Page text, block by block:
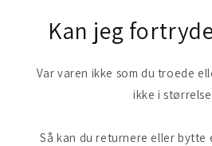
Kan jeg
Var varen ikke som du troede
ikke i
Så kan du returnere eller bytte